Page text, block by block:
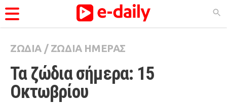
ΚΑΤΗΓΟΡΊΕΣ
Ειδήσεις
Θέματα
ΖΩΔΙΑ / ΖΩΔΙΑ ΗΜΕΡΑΣ
Τα ζώδια σήμερα: 15
Οκτωβρίου